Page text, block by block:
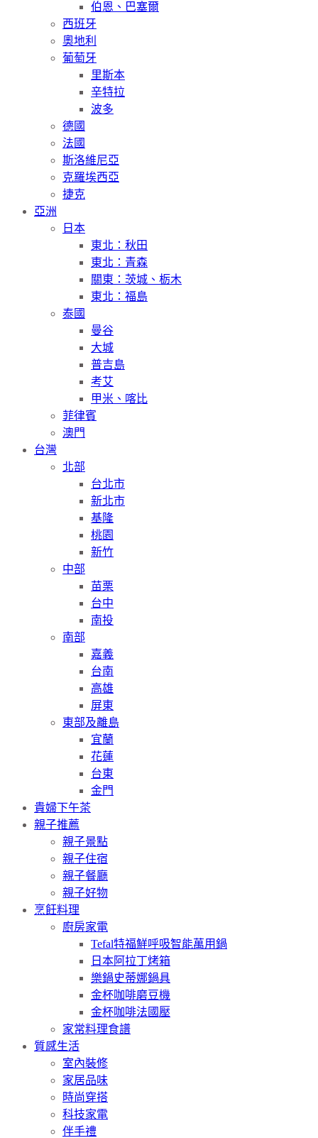
伯恩、巴塞爾
西班牙
奧地利
葡萄牙
里斯本
辛特拉
波多
德國
法國
斯洛維尼亞
克羅埃西亞
捷克
亞洲
日本
東北：秋田
東北：青森
關東：茨城、栃木
東北：福島
泰國
曼谷
大城
普吉島
考艾
甲米、喀比
菲律賓
澳門
台灣
北部
台北市
新北市
基隆
桃園
新竹
中部
苗栗
台中
南投
南部
嘉義
台南
高雄
屏東
東部及離島
宜蘭
花蓮
台東
金門
貴婦下午茶
親子推薦
親子景點
親子住宿
親子餐廳
親子好物
烹飪料理
廚房家電
Tefal特福鮮呼吸智能萬用鍋
日本阿拉丁烤箱
樂鍋史蒂娜鍋具
金杯咖啡磨豆機
金杯咖啡法國壓
家常料理食譜
質感生活
室內裝修
家居品味
時尚穿搭
科技家電
伴手禮